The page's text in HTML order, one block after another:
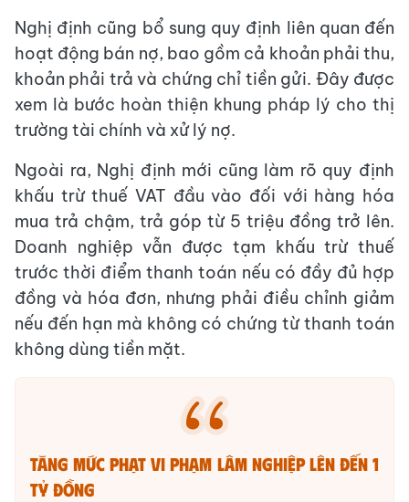
Nghị định cũng bổ sung quy định liên quan đến
hoạt động bán nợ, bao gồm cả khoản phải thu,
khoản phải trả và chứng chỉ tiền gửi. Đây được
xem là bước hoàn thiện khung pháp lý cho thị
trường tài chính và xử lý nợ.
Ngoài ra, Nghị định mới cũng làm rõ quy định
khấu trừ thuế VAT đầu vào đối với hàng hóa
mua trả chậm, trả góp từ 5 triệu đồng trở lên.
Doanh nghiệp vẫn được tạm khấu trừ thuế
trước thời điểm thanh toán nếu có đầy đủ hợp
đồng và hóa đơn, nhưng phải điều chỉnh giảm
nếu đến hạn mà không có chứng từ thanh toán
không dùng tiền mặt.
Tăng mức phạt vi phạm lâm nghiệp lên đến 1
tỷ đồng